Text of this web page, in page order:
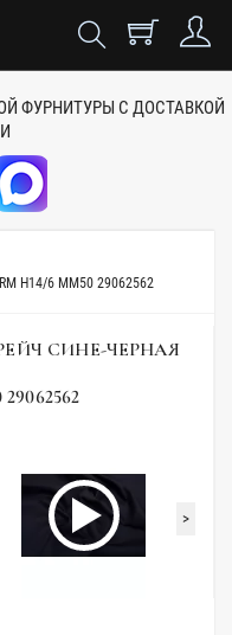
ФУРНИТУРЫ С ДОСТАВКОЙ
H14/6 ММ50 29062562
СИНЕ-ЧЕРНАЯ
>